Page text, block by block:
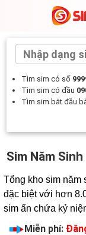
Tìm sim có số
Tìm sim có đầu
Tìm sim bắt đầu
Sim Năm Sinh
Tổng kho sim năm
đặc biệt với hơn
sim ẩn chứa kỷ
Miễn phí: